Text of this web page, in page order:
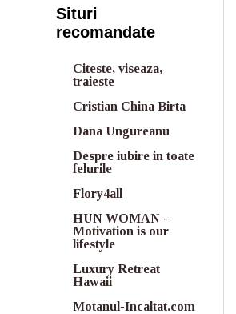
Situri
recomandate
Citeste, viseaza,
traieste
Cristian China Birta
Dana Ungureanu
Despre iubire in toate
felurile
Flory4all
HUN WOMAN -
Motivation is our
lifestyle
Luxury Retreat
Hawaii
Motanul-Incaltat.com